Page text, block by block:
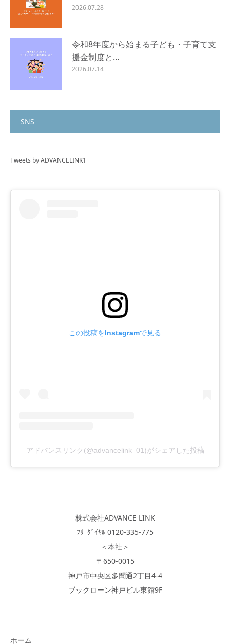
2026.07.28
令和8年度から始まる子ども・子育て支
援金制度と…
2026.07.14
SNS
Tweets by ADVANCELINK1
この投稿をInstagramで見る
アドバンスリンク(@advancelink_01)がシェアした投稿
株式会社ADVANCE LINK
ﾌﾘｰﾀﾞｲﾔﾙ 0120-335-775
＜本社＞
〒650-0015
神戸市中央区多聞通2丁目4-4
ブックローン神戸ビル東館9F
ホーム